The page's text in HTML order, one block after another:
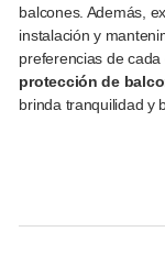
balcones. Además,
instalación y
preferencias de
protección de
brinda tranquilidad y